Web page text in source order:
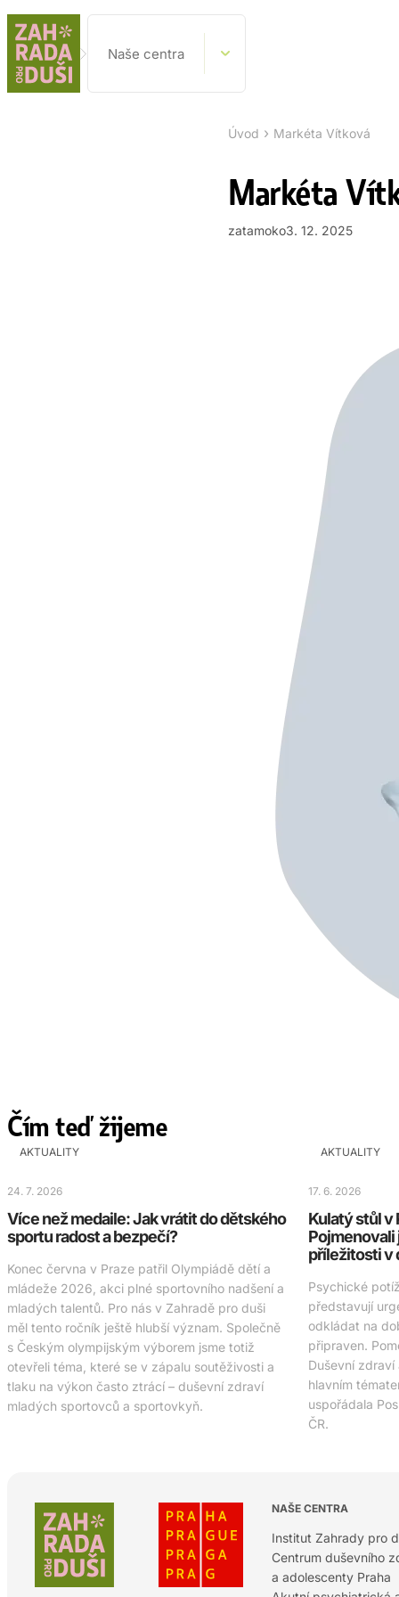
Naše centra
Úvod › Markéta Vítková
Markéta
zatamoko3. 12. 2025
Čím teď žijeme
AKTUALITY
24. 7. 2026
Více než medaile: Jak vrátit do dětského
sportu radost a bezpečí?
Konec června v Praze patřil Olympiádě dětí a
mládeže 2026, akci plné sportovního nadšení a
mladých talentů. Pro nás v Zahradě pro duši
měl tento ročník ještě hlubší význam. Společně
s Českým olympijským výborem jsme totiž
otevřeli téma, které se v zápalu soutěživosti a
tlaku na výkon často ztrácí – duševní zdraví
mladých sportovců a sportovkyň.
AKTUALITY
17. 6. 2026
Kulatý stůl v
Pojmenovali
příležitosti v
Psychické
představují
odkládat na
připraven.
Duševní
hlavním
uspořádala
ČR.
NAŠE CENTRA
Institut Zahrady pro
Centrum duševního
a adolescenty Praha